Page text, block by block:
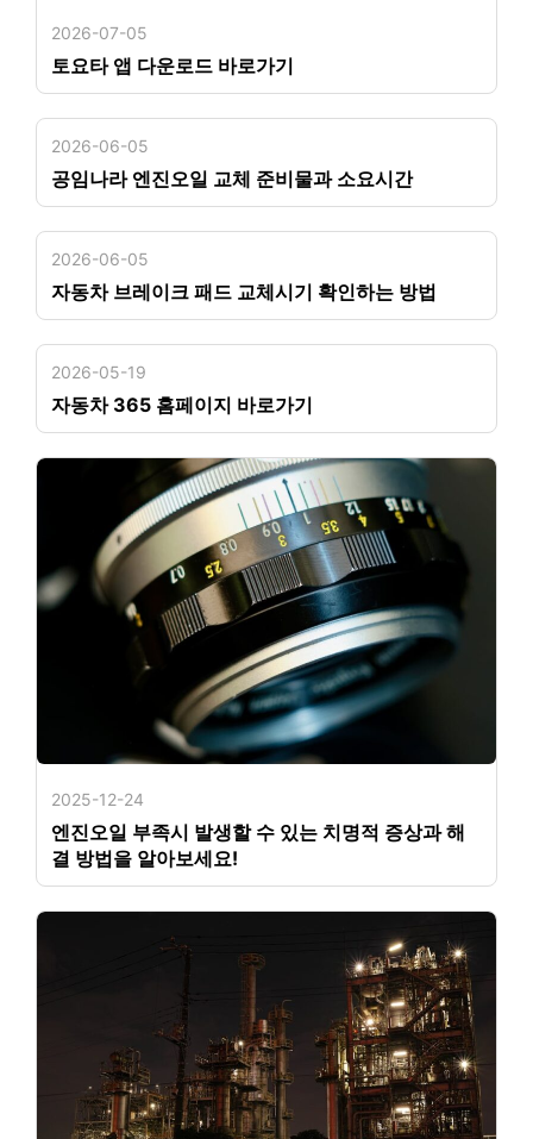
2026-07-05
토요타 앱 다운로드 바로가기
2026-06-05
공임나라 엔진오일 교체 준비물과 소요시간
2026-06-05
자동차 브레이크 패드 교체시기 확인하는 방법
2026-05-19
자동차 365 홈페이지 바로가기
2025-12-24
엔진오일 부족시 발생할 수 있는 치명적 증상과 해
결 방법을 알아보세요!